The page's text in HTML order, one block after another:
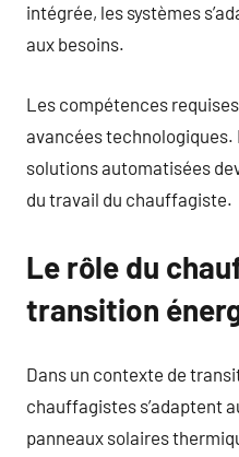
intégrée, les systèmes
aux besoins.
Les compétences
avancées technologiques.
solutions automatisées
du travail du chauffagiste.
Le rôle du
transition
Dans un contexte de
chauffagistes s’adaptent
panneaux solaires